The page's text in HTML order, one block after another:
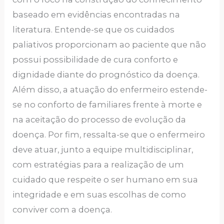
baseado em evidências encontradas na
literatura. Entende-se que os cuidados
paliativos proporcionam ao paciente que não
possui possibilidade de cura conforto e
dignidade diante do prognóstico da doença.
Além disso, a atuação do enfermeiro estende-
se no conforto de familiares frente à morte e
na aceitação do processo de evolução da
doença. Por fim, ressalta-se que o enfermeiro
deve atuar, junto a equipe multidisciplinar,
com estratégias para a realização de um
cuidado que respeite o ser humano em sua
integridade e em suas escolhas de como
conviver com a doença.